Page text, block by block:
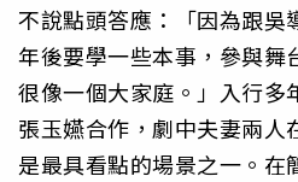
不說點頭答應：「因為跟吳
年後要學一些本事，參與舞
很像一個大家庭。」入行多
張玉嬿合作，劇中夫妻兩人
是最具看點的場景之一。在